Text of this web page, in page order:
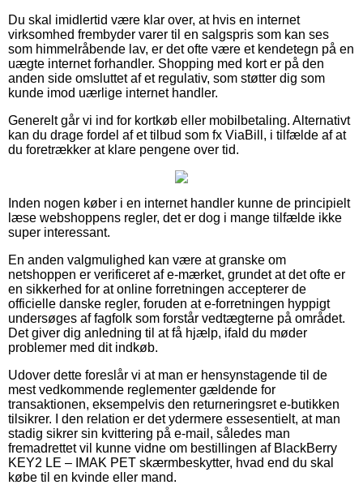
Du skal imidlertid være klar over, at hvis en internet
virksomhed frembyder varer til en salgspris som kan ses
som himmelråbende lav, er det ofte være et kendetegn på en
uægte internet forhandler. Shopping med kort er på den
anden side omsluttet af et regulativ, som støtter dig som
kunde imod uærlige internet handler.
Generelt går vi ind for kortkøb eller mobilbetaling. Alternativt
kan du drage fordel af et tilbud som fx ViaBill, i tilfælde af at
du foretrækker at klare pengene over tid.
Inden nogen køber i en internet handler kunne de principielt
læse webshoppens regler, det er dog i mange tilfælde ikke
super interessant.
En anden valgmulighed kan være at granske om
netshoppen er verificeret af e-mærket, grundet at det ofte er
en sikkerhed for at online forretningen accepterer de
officielle danske regler, foruden at e-forretningen hyppigt
undersøges af fagfolk som forstår vedtægterne på området.
Det giver dig anledning til at få hjælp, ifald du møder
problemer med dit indkøb.
Udover dette foreslår vi at man er hensynstagende til de
mest vedkommende reglementer gældende for
transaktionen, eksempelvis den returneringsret e-butikken
tilsikrer. I den relation er det ydermere essesentielt, at man
stadig sikrer sin kvittering på e-mail, således man
fremadrettet vil kunne vidne om bestillingen af BlackBerry
KEY2 LE – IMAK PET skærmbeskytter, hvad end du skal
købe til en kvinde eller mand.